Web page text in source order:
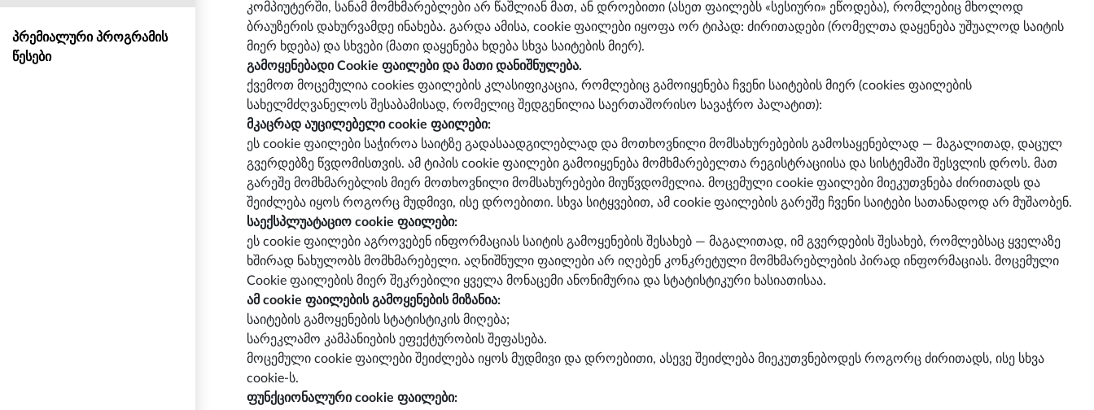
პრემიალური პროგრამის
წესები
კომპიუტერში, სანამ მომხმარებლები არ წაშლიან მათ, ან დროებითი (ასეთ ფაილებს «სესიური» ეწოდება), რომლებიც მხოლოდ
ბრაუზერის დახურვამდე ინახება. გარდა ამისა, cookie ფაილები იყოფა ორ ტიპად: ძირითადები (რომელთა დაყენება უშუალოდ საიტის
მიერ ხდება) და სხვები (მათი დაყენება ხდება სხვა საიტების მიერ).
გამოყენებადი Cookie ფაილები და მათი დანიშნულება.
ქვემოთ მოცემულია cookies ფაილების კლასიფიკაცია, რომლებიც გამოიყენება ჩვენი საიტების მიერ (cookies ფაილების
სახელმძღვანელოს შესაბამისად, რომელიც შედგენილია საერთაშორისო სავაჭრო პალატით):
მკაცრად აუცილებელი cookie ფაილები:
ეს cookie ფაილები საჭიროა საიტზე გადასაადგილებლად და მოთხოვნილი მომსახურებების გამოსაყენებლად — მაგალითად, დაცულ
გვერდებზე წვდომისთვის. ამ ტიპის cookie ფაილები გამოიყენება მომხმარებელთა რეგისტრაციისა და სისტემაში შესვლის დროს. მათ
გარეშე მომხმარებლის მიერ მოთხოვნილი მომსახურებები მიუწვდომელია. მოცემული cookie ფაილები მიეკუთვნება ძირითადს და
შეიძლება იყოს როგორც მუდმივი, ისე დროებითი. სხვა სიტყვებით, ამ cookie ფაილების გარეშე ჩვენი საიტები სათანადოდ არ მუშაობენ.
საექსპლუატაციო cookie ფაილები:
ეს cookie ფაილები აგროვებენ ინფორმაციას საიტის გამოყენების შესახებ — მაგალითად, იმ გვერდების შესახებ, რომლებსაც ყველაზე
ხშირად ნახულობს მომხმარებელი. აღნიშნული ფაილები არ იღებენ კონკრეტული მომხმარებლების პირად ინფორმაციას. მოცემული
Cookie ფაილების მიერ შეკრებილი ყველა მონაცემი ანონიმურია და სტატისტიკური ხასიათისაა.
ამ cookie ფაილების გამოყენების მიზანია:
საიტების გამოყენების სტატისტიკის მიღება;
სარეკლამო კამპანიების ეფექტურობის შეფასება.
მოცემული cookie ფაილები შეიძლება იყოს მუდმივი და დროებითი, ასევე შეიძლება მიეკუთვნებოდეს როგორც ძირითადს, ისე სხვა
cookie-ს.
ფუნქციონალური cookie ფაილები: